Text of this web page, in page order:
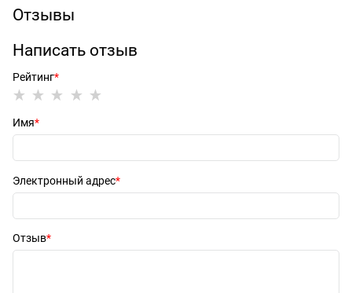
Отзывы
Написать отзыв
Рейтинг
Имя
Электронный адрес
Отзыв